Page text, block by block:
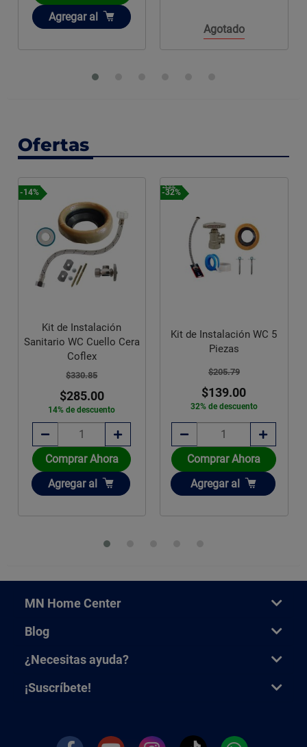
Añadir
Agregar al
Agotado
Ofertas
-14%
Kit de Instalación
Sanitario WC Cuello Cera
Coflex
$330.85
$285.00
14% de descuento
Comprar Ahora
Añadir
Agregar al
-13%
-32%
Kit de Instalación WC 5
Piezas
$205.79
$139.00
32% de descuento
Comprar Ahora
Añadir
Agregar al
MN Home Center
Blog
¿Necesitas ayuda?
¡Suscríbete!